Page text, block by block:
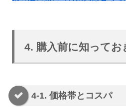
4. 購入前に知ってお
4-1. 価格帯とコスパ